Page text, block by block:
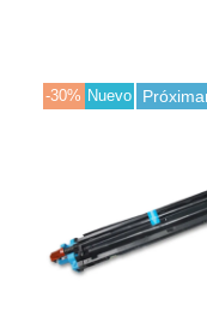
-30% Nuevo